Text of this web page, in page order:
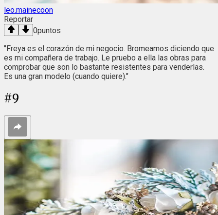
leo.mainecoon
Reportar
0puntos
"Freya es el corazón de mi negocio. Bromeamos diciendo que
es mi compañera de trabajo. Le pruebo a ella las obras para
comprobar que son lo bastante resistentes para venderlas.
Es una gran modelo (cuando quiere)."
#9